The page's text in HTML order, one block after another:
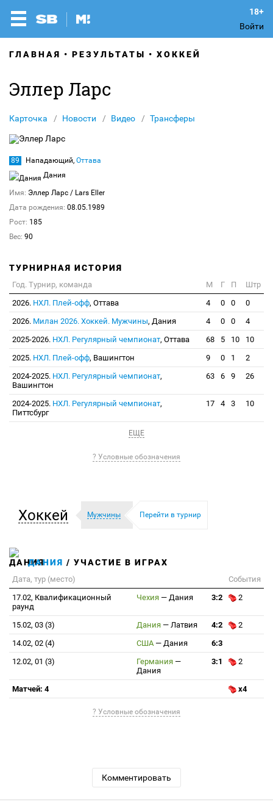
Войти
ГЛАВНАЯ РЕЗУЛЬТАТЫ ХОККЕЙ
Эллер Ларс
Карточка Новости Видео Трансферы
89 Нападающий, Оттава
Дания
Имя: Эллер Ларс / Lars Eller
Дата рождения: 08.05.1989
Рост: 185
Вес: 90
ТУРНИРНАЯ ИСТОРИЯ
Год. Турнир, команда М Г П
Штр
2026. НХЛ. Плей-офф, Оттава 4 0 0
0
2026. Милан 2026. Хоккей. Мужчины, Дания 4 0 0
4
2025-2026. НХЛ. Регулярный чемпионат, Оттава 68 5 10
10
2025. НХЛ. Плей-офф, Вашингтон 9 0 1
2
2024-2025. НХЛ. Регулярный чемпионат,
Вашингтон
63 6 9 26
2024-2025. НХЛ. Регулярный чемпионат,
Питтсбург
17 4 3 10
ЕЩЕ
? Условные обозначения
Хоккей Мужчины Перейти в турнир
ДАНИЯ / УЧАСТИЕ В ИГРАХ
Дата, тур (место)
События
17.02, Квалификационный
раунд
Чехия — Дания 3:2 2
15.02, 03 (3) Дания — Латвия 4:2
2
14.02, 02 (4)
США — Дания
6:3
12.02, 01 (3)
Германия —
Дания
3:1 2
Матчей: 4 x4
? Условные обозначения
Комментировать